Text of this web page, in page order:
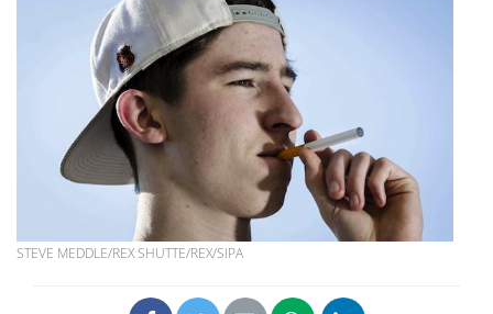
STEVE MEDDLE/REX SHUTTE/REX/SIPA